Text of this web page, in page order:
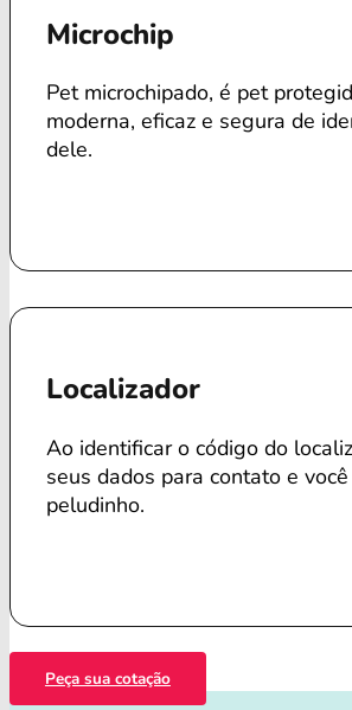
Microchip
Pet microchipado, é pet
moderna, eficaz e segura de
dele.
Localizador
Ao identificar o código do
seus dados para contato e
peludinho.
Peça sua cotação